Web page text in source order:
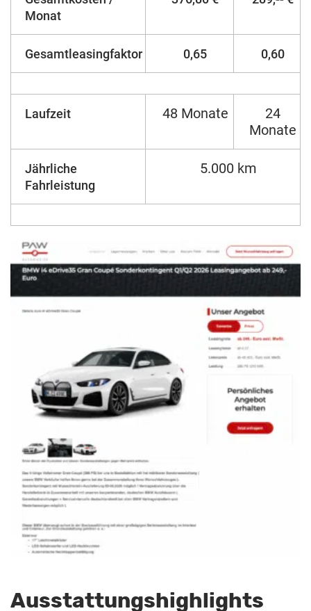
Monat
Gesamtleasingfaktor 0,65 0,60
Laufzeit 48 Monate
24
Monate
Jährliche
Fahrleistung
5.000 km
Ausstattungshighlights